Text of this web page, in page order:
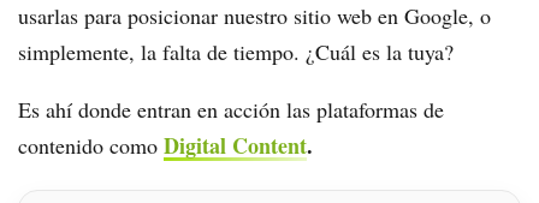
usarlas para posicionar nuestro sitio web en Google, o
simplemente, la falta de tiempo. ¿Cuál es la tuya?
Es ahí donde entran en acción las plataformas de
contenido como Digital Content.